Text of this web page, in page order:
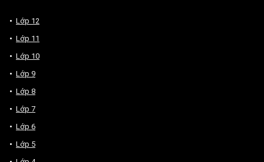
Lớp 12
Lớp 11
Lớp 10
Lớp 9
Lớp 8
Lớp 7
Lớp 6
Lớp 5